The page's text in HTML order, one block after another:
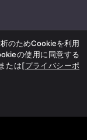
のためCookieを利用
の使用に同意する
または[プライバシーポ